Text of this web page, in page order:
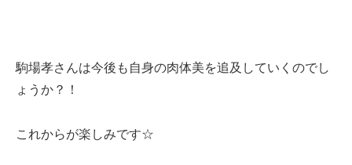
駒場孝さんは今後も自身の肉体美を追及していくのでし
ょうか？！
これからが楽しみです☆